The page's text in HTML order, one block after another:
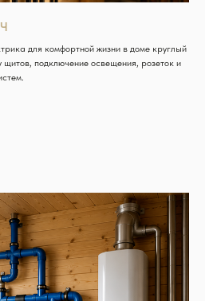
для комфортной жизни в доме круглый
щитов, подключение освещения, розеток и